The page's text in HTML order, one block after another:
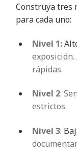
Construya tres
para cada uno:
Nivel 1:
exposición.
rápidas.
Nivel 2:
estrictos.
Nivel 3: